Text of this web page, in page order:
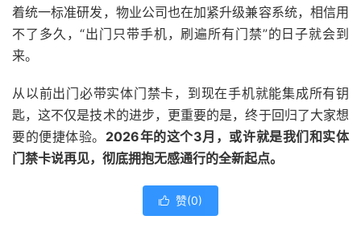
着统一标准研发，物业公司也在加紧升级兼容系统，相信用
不了多久，“出门只带手机，刷遍所有门禁”的日子就会到
来。
从以前出门必带实体门禁卡，到现在手机就能集成所有钥
匙，这不仅是技术的进步，更重要的是，终于回归了大家想
要的便捷体验。 2026年的这个3月，或许就是我们和实体
门禁卡说再见，彻底拥抱无感通行的全新起点。
 赞(0)